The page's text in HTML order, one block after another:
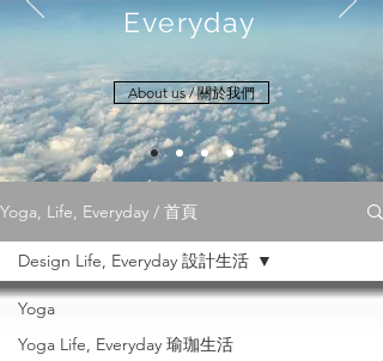
Everyday
About us / 關於我們
Yoga, Life, Everyday / 首頁
Yoga
Yoga Life, Everyday 瑜珈生活
Design Life, Everyday 設計生活